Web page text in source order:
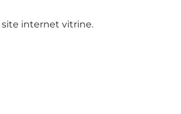
site internet vitrine.